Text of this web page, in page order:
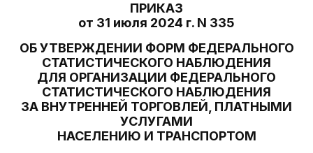
ПРИКАЗ
от 31 июля 2024 г. N 335
ОБ УТВЕРЖДЕНИИ ФОРМ ФЕДЕРАЛЬНОГО
СТАТИСТИЧЕСКОГО НАБЛЮДЕНИЯ
ДЛЯ ОРГАНИЗАЦИИ ФЕДЕРАЛЬНОГО
СТАТИСТИЧЕСКОГО НАБЛЮДЕНИЯ
ЗА ВНУТРЕННЕЙ ТОРГОВЛЕЙ, ПЛАТНЫМИ
УСЛУГАМИ
НАСЕЛЕНИЮ И ТРАНСПОРТОМ